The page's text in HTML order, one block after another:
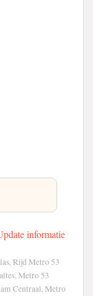
informatie
Rijd Metro 53
Metro 53
Centraal, Metro